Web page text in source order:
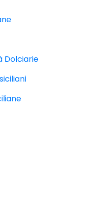
Dolciarie